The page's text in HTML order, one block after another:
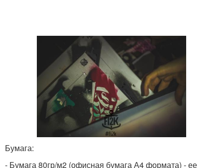
Бумага:
- Бумага 80гр/м2 (офисная бумага А4 формата) - ее